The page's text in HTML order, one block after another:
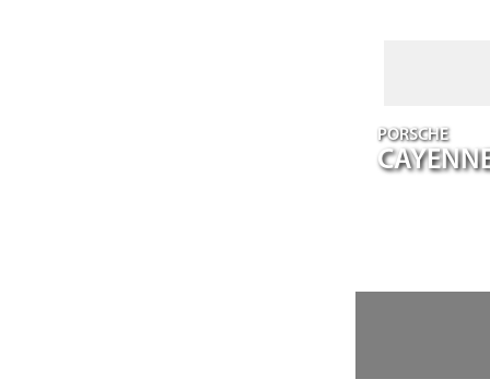
PORSCHE